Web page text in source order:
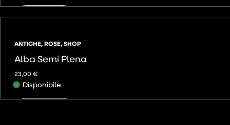
AGGIUNGI
ANTICHE,ROSE,SHOP
Alba Semi Plena
23,00 €
Disponibile